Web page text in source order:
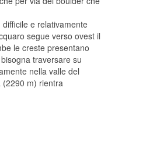
e relativamente
segue verso ovest il
le creste presentano
traversare su
nella valle del
(2290 m) rientra